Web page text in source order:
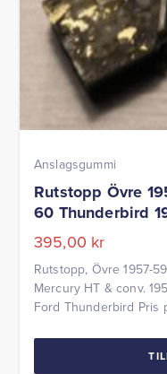
Anslagsgummi
Rutstopp Övre
60 Thunderbird
395,00 kr
Rutstopp, Övre 1957-
Mercury HT & conv.
Ford Thunderbird Pris